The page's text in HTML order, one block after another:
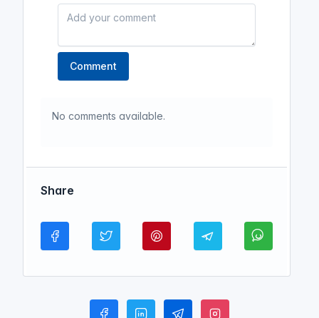
Comment
No comments available.
Share